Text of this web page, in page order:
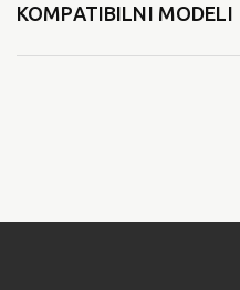
KOMPATIBILNI MODELI